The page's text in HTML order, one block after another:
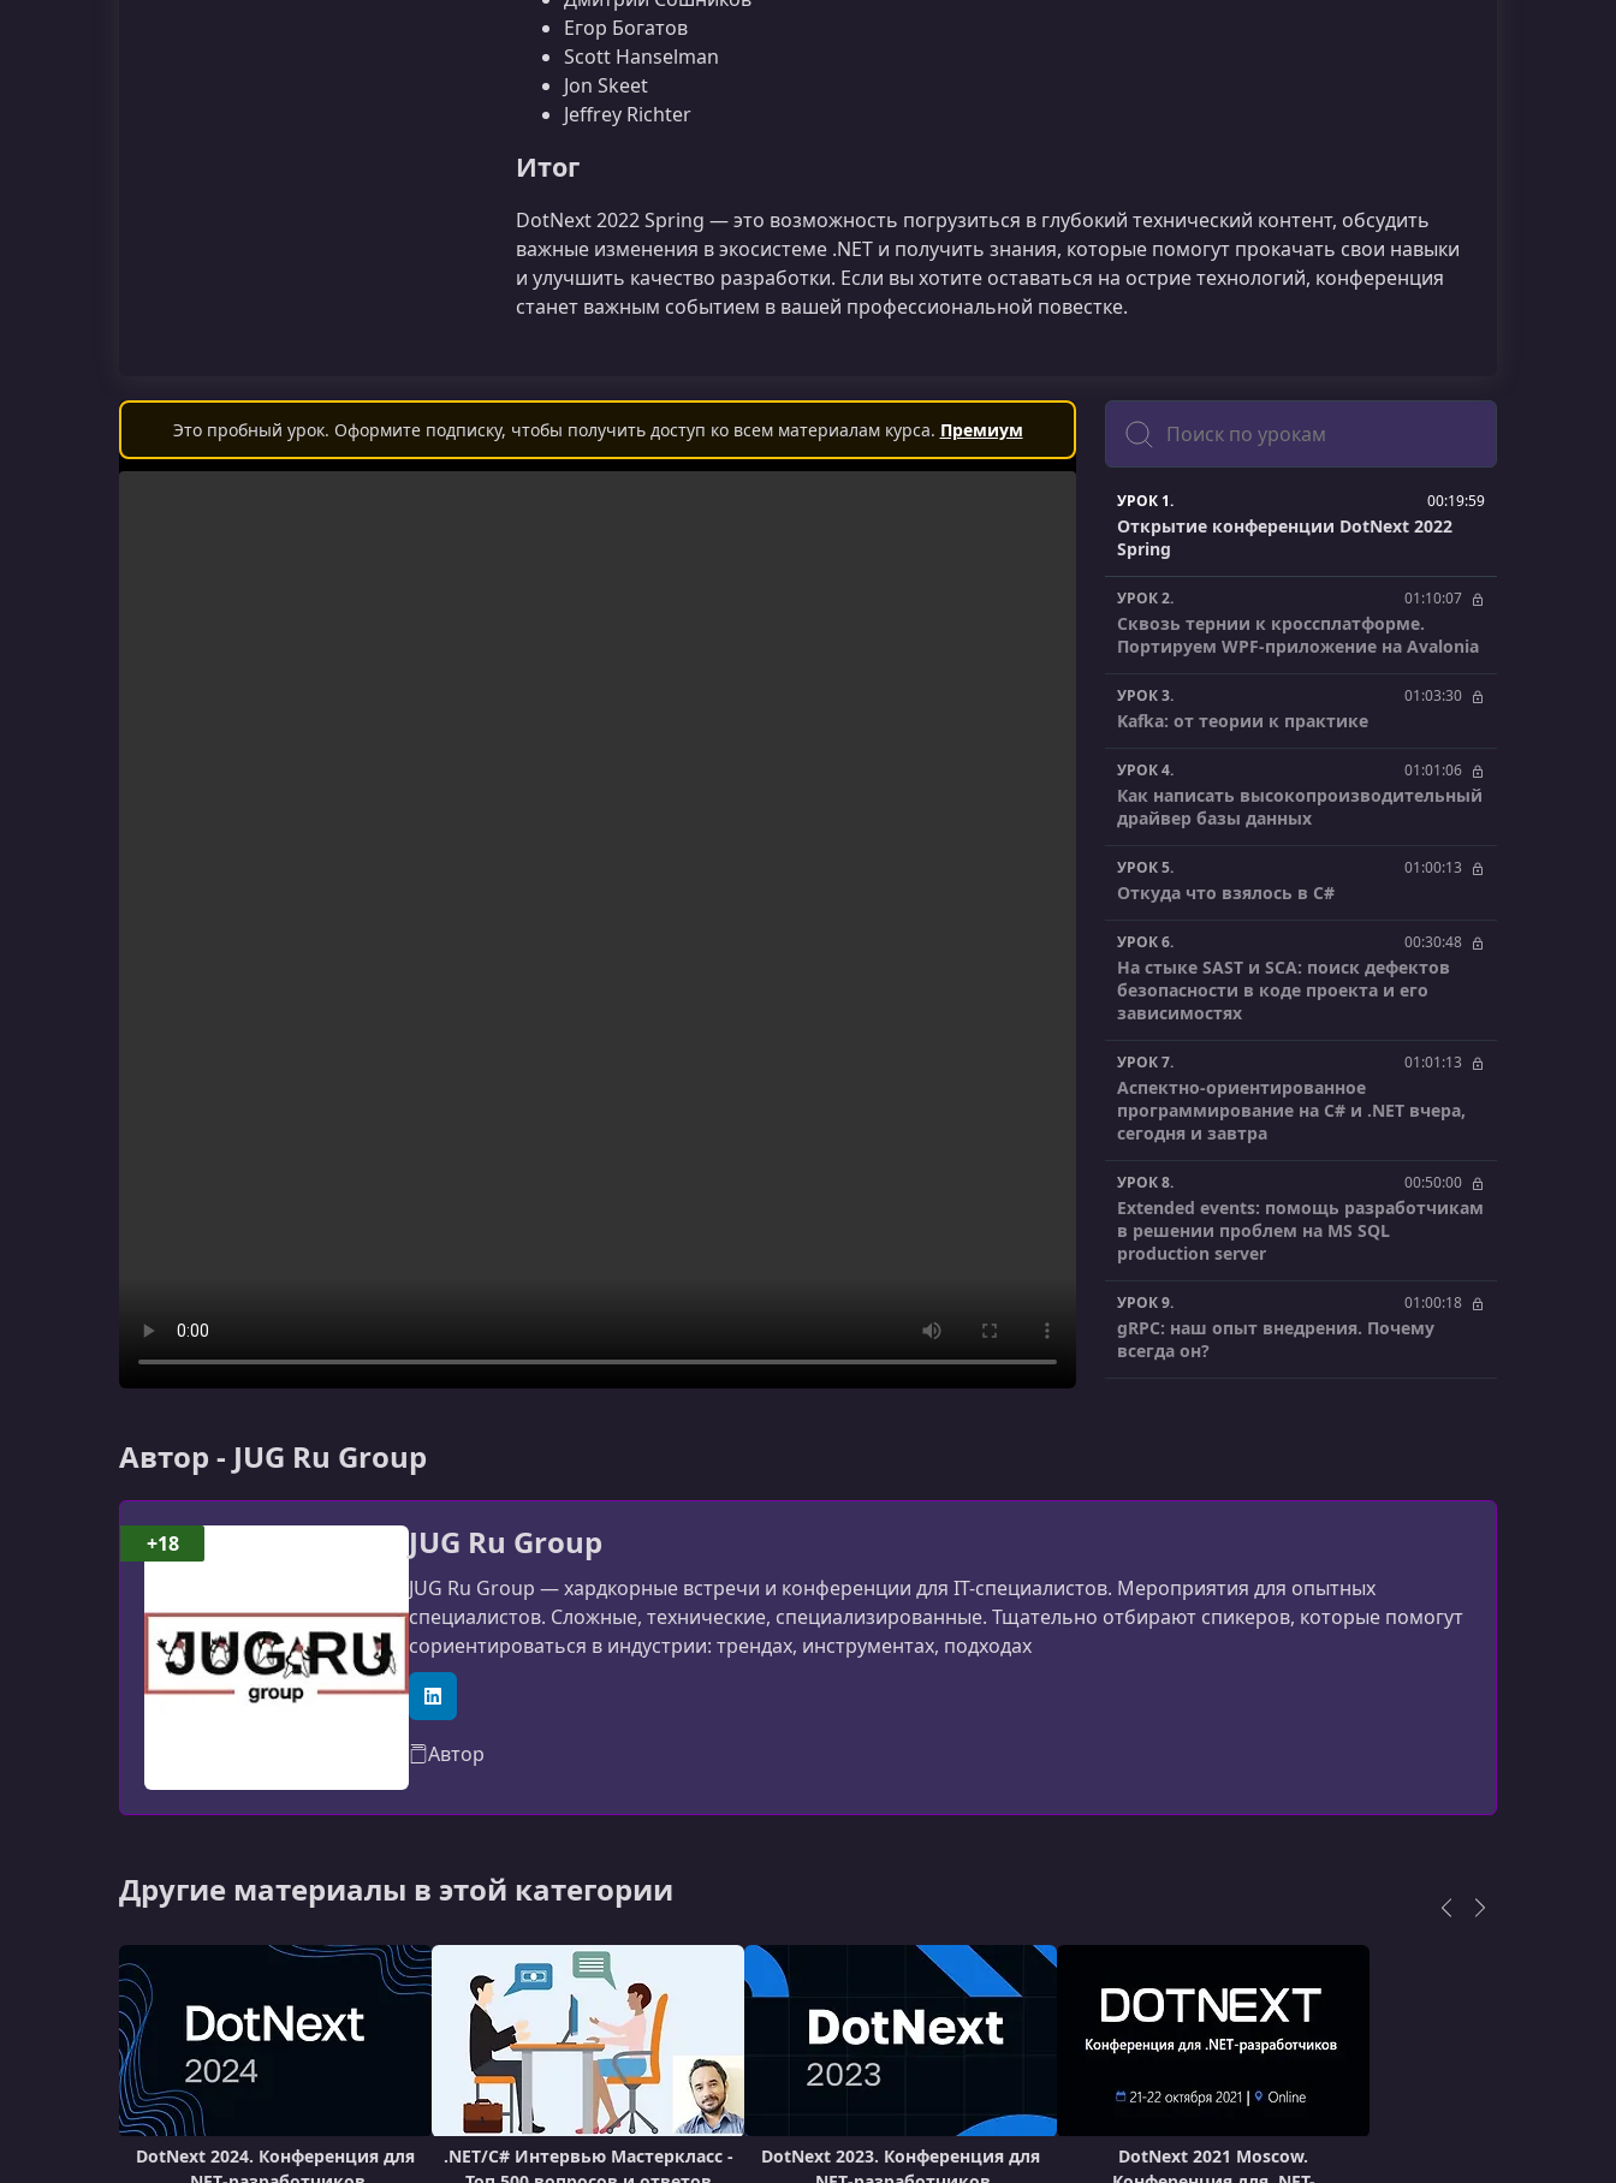
Егор Богатов
Scott Hanselman
Jon Skeet
Jeffrey Richter
Итог
DotNext 2022 Spring — это возможность погрузиться в глубокий технический контент, обсудить
важные изменения в экосистеме .NET и получить знания, которые помогут прокачать свои навыки
и улучшить качество разработки. Если вы хотите оставаться на острие технологий, конференция
станет важным событием в вашей профессиональной повестке.
Это пробный урок. Оформите подписку, чтобы получить доступ ко всем материалам курса. Премиум
Поиск
УРОК 1. 00:19:59
Открытие конференции DotNext 2022
Spring
УРОК 2. 01:10:07
Сквозь тернии к кроссплатформе.
Портируем WPF-приложение на Avalonia
УРОК 3. 01:03:30
Kafka: от теории к практике
УРОК 4. 01:01:06
Как написать высокопроизводительный
драйвер базы данных
УРОК 5. 01:00:13
Откуда что взялось в C#
УРОК 6. 00:30:48
На стыке SAST и SCA: поиск дефектов
безопасности в коде проекта и его
зависимостях
УРОК 7. 01:01:13
Аспектно-ориентированное
программирование на C# и .NET вчера,
сегодня и завтра
УРОК 8. 00:50:00
Extended events: помощь разработчикам
в решении проблем на MS SQL
production server
УРОК 9. 01:00:18
gRPC: наш опыт внедрения. Почему
всегда он?
Поговорим о хэш-функциях
появления уязвимостей
УРОК 15. 00:15:07
платформе ASP.NET Core
УРОК 17.
Ordering the Chaos: Cleaning Logs and
Ordering Events in Microservices
УРОК 18.
FFmpeg в приложениях .NET для работы
с медиафайлами
Автор - JUG Ru Group
JUG Ru Group
JUG Ru Group — хардкорные встречи и конференции для IT-специалистов. Мероприятия для опытных
специалистов. Сложные, технические, специализированные. Тщательно отбирают спикеров, которые помогут
сориентироваться в индустрии: трендах, инструментах, подходах
LinkedIn
Автор
+18
Другие материалы в этой категории
DotNext 2024. Конференция для
.NET/C# Интервью Мастеркласс -
DotNext 2023. Конференция для
DotNext 2021 Moscow.